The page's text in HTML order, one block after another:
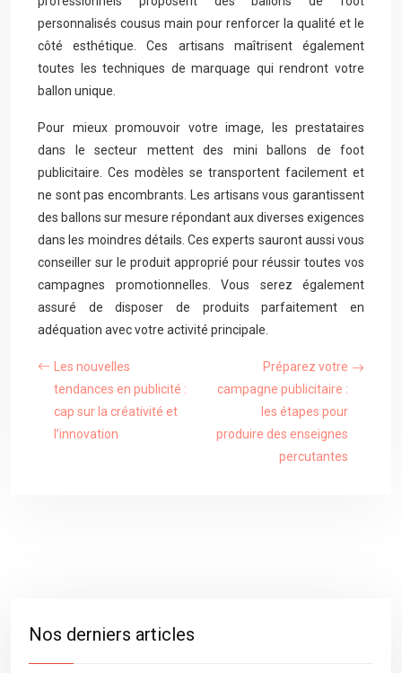
personnalisés cousus main pour renforcer la qualité et le
côté esthétique. Ces artisans maîtrisent également
toutes les techniques de marquage qui rendront votre
ballon unique.
Pour mieux promouvoir votre image, les prestataires
dans le secteur mettent des mini ballons de foot
publicitaire. Ces modèles se transportent facilement et
ne sont pas encombrants. Les artisans vous garantissent
des ballons sur mesure répondant aux diverses exigences
dans les moindres détails. Ces experts sauront aussi vous
conseiller sur le produit approprié pour réussir toutes vos
campagnes promotionnelles. Vous serez également
assuré de disposer de produits parfaitement en
adéquation avec votre activité principale.
Les nouvelles
tendances en publicité :
cap sur la créativité et
l’innovation
Préparez votre
campagne publicitaire :
les étapes pour
produire des enseignes
percutantes
Nos derniers articles